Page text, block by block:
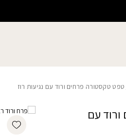
טקסטורה פרחים ורוד עם נגיעות רוז
עם